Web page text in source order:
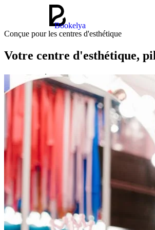
Bookelya
Conçue pour les centres d'esthétique
Votre centre d'esthétique,
Soins avancés, amincissement,
Commencer gratuitement Découvrir